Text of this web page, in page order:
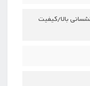
بالا/کیفیت